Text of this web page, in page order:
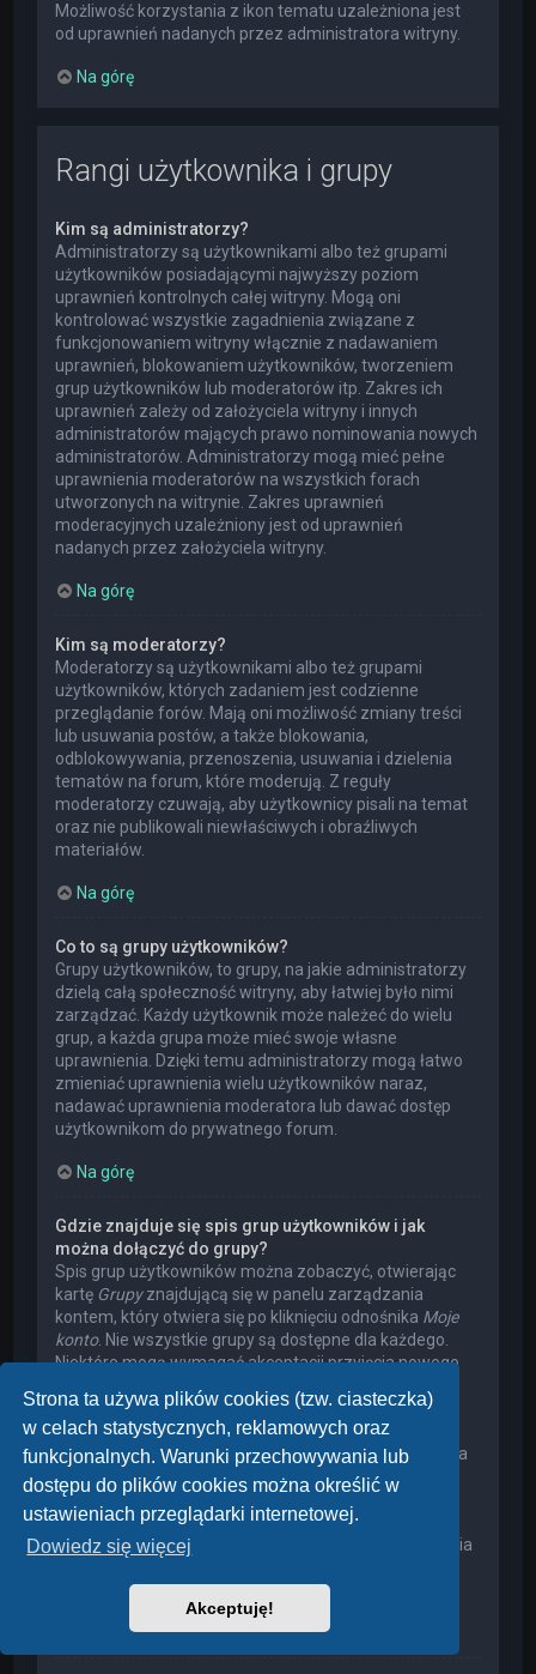
Strona ta używa plików cookies (tzw. ciasteczka)
w celach statystycznych, reklamowych oraz
funkcjonalnych. Warunki przechowywania lub
dostępu do plików cookies można określić w
ustawieniach przeglądarki internetowej.
Dowiedz się więcej
Akceptuję!
Możliwość korzystania z ikon tematu uzależniona jest
od uprawnień nadanych przez administratora witryny.
Na górę
Rangi użytkownika i grupy
Kim są administratorzy?
Administratorzy są użytkownikami albo też grupami
użytkowników posiadającymi najwyższy poziom
uprawnień kontrolnych całej witryny. Mogą oni
kontrolować wszystkie zagadnienia związane z
funkcjonowaniem witryny włącznie z nadawaniem
uprawnień, blokowaniem użytkowników, tworzeniem
grup użytkowników lub moderatorów itp. Zakres ich
uprawnień zależy od założyciela witryny i innych
administratorów mających prawo nominowania nowych
administratorów. Administratorzy mogą mieć pełne
uprawnienia moderatorów na wszystkich forach
utworzonych na witrynie. Zakres uprawnień
moderacyjnych uzależniony jest od uprawnień
nadanych przez założyciela witryny.
Na górę
Kim są moderatorzy?
Moderatorzy są użytkownikami albo też grupami
użytkowników, których zadaniem jest codzienne
przeglądanie forów. Mają oni możliwość zmiany treści
lub usuwania postów, a także blokowania,
odblokowywania, przenoszenia, usuwania i dzielenia
tematów na forum, które moderują. Z reguły
moderatorzy czuwają, aby użytkownicy pisali na temat
oraz nie publikowali niewłaściwych i obraźliwych
materiałów.
Na górę
Co to są grupy użytkowników?
Grupy użytkowników, to grupy, na jakie administratorzy
dzielą całą społeczność witryny, aby łatwiej było nimi
zarządzać. Każdy użytkownik może należeć do wielu
grup, a każda grupa może mieć swoje własne
uprawnienia. Dzięki temu administratorzy mogą łatwo
zmieniać uprawnienia wielu użytkowników naraz,
nadawać uprawnienia moderatora lub dawać dostęp
użytkownikom do prywatnego forum.
Na górę
Gdzie znajduje się spis grup użytkowników i jak
można dołączyć do grupy?
Spis grup użytkowników można zobaczyć, otwierając
kartę Grupyznajdującą się w panelu zarządzania
kontem, który otwiera się po kliknięciu odnośnika Moje
konto. Nie wszystkie grupy są dostępne dla każdego.
Niektóre mogą wymagać akceptacji przyjęcia nowego
mogą mieć ukrytych członków. Użytkownik może
poprosić o przyjęcie do danej grupy, naciskając
odpowiedni przycisk. Prośba o przyjęcie do grupy, która
wymaga akceptacji przyjęcia nowego członka, musi
zostać zaakceptowana przez lidera grupy. Może on
poprosić użytkownika o podanie wyjaśnień, dlaczego
chce on dołączyć do tej grupy. W przypadku otrzymania
pytaniami – widocznie miał on swoje powody.
Na górę